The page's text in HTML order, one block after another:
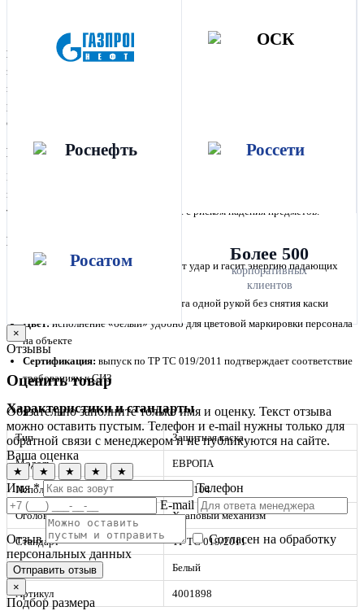
Каска защитная ЕВРОПА КАС104 с храповым механизмом (белый)
защитная каска для головы: принимает на себя удары падающих предметов
и механические воздействия на производстве и стройплощадке. Оголовье
регулируется храповым механизмом под обхват головы. Изготовлена в
соответствии с ТР ТС 019/2011.
Назначение и сферы применения
Предназначена для строителей, монтажников, работников промышленных
предприятий, энергетики и горнодобычи, а также для инженерно-
технического персонала на площадках с риском падения предметов.
Ключевые преимущества
Защита головы:корпус принимает удар и гасит энергию падающих
точная подгонка обхвата одной рукой без снятия каски
Цвет:исполнение «белый» удобно для цветовой маркировки персонала
на объекте
Сертификация: выпуск по ТР ТС 019/2011 подтверждает соответствие
требованиям к СИЗ
Характеристики и стандарты
Тип Защитная каска
Модель ЕВРОПА
Исполнение КАС104
Оголовье Храповый механизм
Стандарт ТР ТС 019/2011
Цвет Белый
Артикул 4001898
Более 500
корпоративных
клиентов
×
Отзывы
Оценить товар
Обязательно заполните только имя и оценку. Текст отзыва
можно оставить пустым. Телефон и e-mail нужны только для
обратной связи с менеджером и не публикуются на сайте.
Ваша оценка
★ ★ ★ ★ ★
Имя *
Телефон
E-mail
Отзыв
Согласен на обработку
персональных данных
Отправить отзыв
×
Подбор размера